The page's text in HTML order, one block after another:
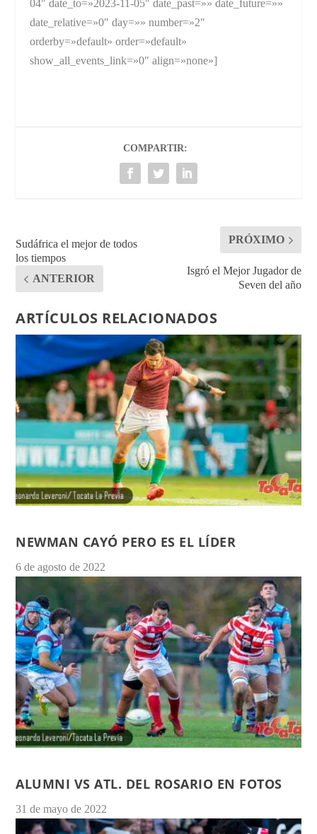
04″ date_to=»2023-11-05″ date_past=»» date_future=»»
date_relative=»0″ day=»» number=»2″
orderby=»default» order=»default»
show_all_events_link=»0″ align=»none»]
COMPARTIR:
Sudáfrica el mejor de todos
los tiempos
ANTERIOR
PRÓXIMO
Isgró el Mejor Jugador de
Seven del año
ARTÍCULOS RELACIONADOS
NEWMAN CAYÓ PERO ES EL LÍDER
6 de agosto de 2022
ALUMNI VS ATL. DEL ROSARIO EN FOTOS
31 de mayo de 2022